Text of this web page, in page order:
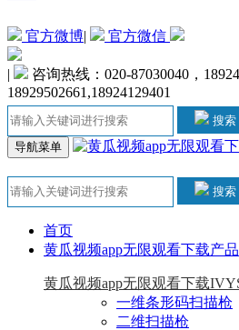
官方微博| 官方微信
|
咨询热线：020-87030040，
18929502661,18924129401
搜索
导航菜单
搜索
首页
黄瓜视频app无限观看下载产品
黄瓜视频app无限观看下载
一维条形码扫描枪
二维扫描枪